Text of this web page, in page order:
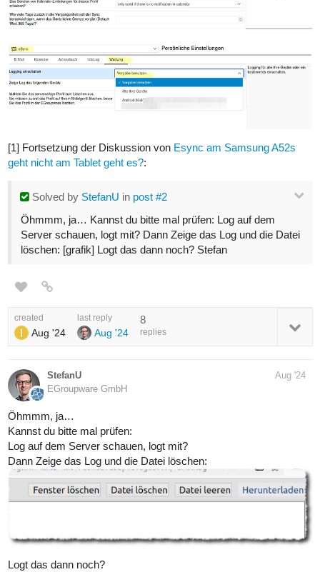
[1] Fortsetzung der Diskussion von Esync am Samsung A52s
geht nicht am Tablet geht es?:
Solved by StefanU in post #2
Öhmmm, ja… Kannst du bitte mal prüfen: Log auf dem
Server schauen, logt mit? Dann Zeige das Log und die Datei
löschen: [grafik] Logt das dann noch? Stefan
created
Aug '24
last reply
Aug '24
8
replies
StefanU
EGroupware GmbH
Aug '24
Öhmmm, ja…
Kannst du bitte mal prüfen:
Log auf dem Server schauen, logt mit?
Dann Zeige das Log und die Datei löschen:
Logt das dann noch?